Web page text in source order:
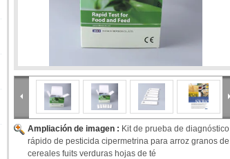
Ampliación de imagen : Kit de prueba de diagnóstico
rápido de pesticida cipermetrina para arroz granos de
cereales fuits verduras hojas de té